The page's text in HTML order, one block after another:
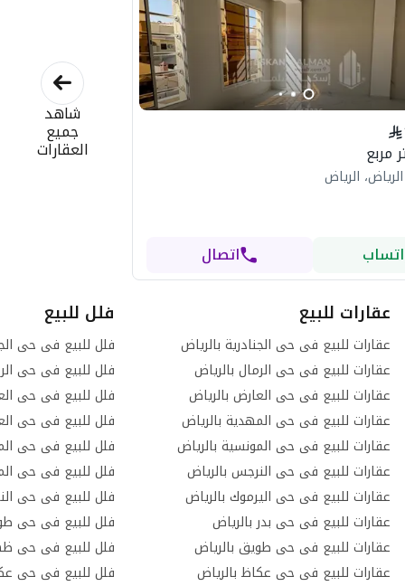
الرياض
اتصال
شاهد
جميع
العقارات
عقارات للبيع
عقارات للبيع فى حى الجنادرية بالرياض
عقارات للبيع فى حى الرمال بالرياض
عقارات للبيع فى حى العارض بالرياض
عقارات للبيع فى حى المهدية بالرياض
عقارات للبيع فى حى المونسية بالرياض
عقارات للبيع فى حى النرجس بالرياض
عقارات للبيع فى حى اليرموك بالرياض
عقارات للبيع فى حى بدر بالرياض
عقارات للبيع فى حى طويق بالرياض
عقارات للبيع فى حى عكاظ بالرياض
فلل للبيع
فلل للبيع فى حى
فلل للبيع فى حى
فلل للبيع فى حى
فلل للبيع فى حى
فلل للبيع فى حى
فلل للبيع فى حى
فلل للبيع فى حى
فلل للبيع فى حى
فلل للبيع فى حى
فلل للبيع فى حى